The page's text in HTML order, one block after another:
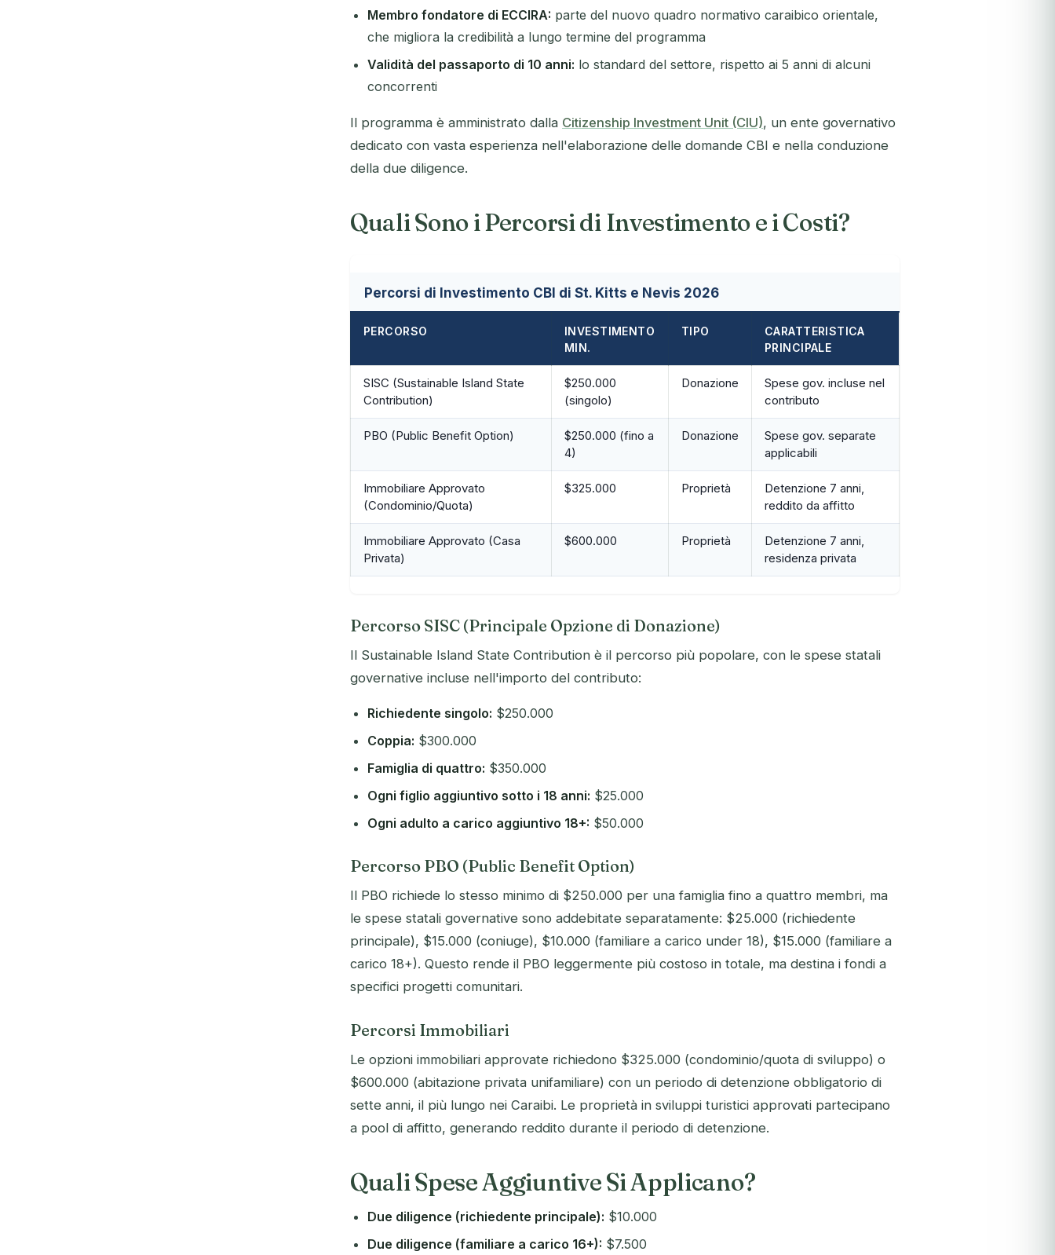
Membro fondatore di ECCIRA: parte del nuovo quadro normativo caraibico orientale,
che migliora la credibilità a lungo termine del programma
Validità del passaporto di 10 anni: lo standard del settore, rispetto ai 5 anni di alcuni
concorrenti
Il programma è amministrato dalla Citizenship Investment Unit (CIU), un ente governativo
dedicato con vasta esperienza nell'elaborazione delle domande CBI e nella conduzione
della due diligence.
Quali Sono i Percorsi di Investimento e i Costi?
Percorsi di Investimento CBI di St. Kitts e Nevis 2026
PERCORSO
INVESTIMENTO
MIN.
TIPO
CARATTERISTICA
PRINCIPALE
SISC (Sustainable Island State
Contribution)
$250.000
(singolo)
Donazione
Spese gov. incluse nel
contributo
PBO (Public Benefit Option)
$250.000 (fino a
4)
Donazione
Spese gov. separate
applicabili
Immobiliare Approvato
(Condominio/Quota)
$325.000 Proprietà
Detenzione 7 anni,
reddito da affitto
Immobiliare Approvato (Casa
Privata)
$600.000 Proprietà
Detenzione 7 anni,
residenza privata
Percorso SISC (Principale Opzione di Donazione)
Il Sustainable Island State Contribution è il percorso più popolare, con le spese statali
governative incluse nell'importo del contributo:
Richiedente singolo: $250.000
Coppia: $300.000
Famiglia di quattro: $350.000
Ogni figlio aggiuntivo sotto i 18 anni: $25.000
Ogni adulto a carico aggiuntivo 18+: $50.000
Percorso PBO (Public Benefit Option)
Il PBO richiede lo stesso minimo di $250.000 per una famiglia fino a quattro membri, ma
le spese statali governative sono addebitate separatamente: $25.000 (richiedente
principale), $15.000 (coniuge), $10.000 (familiare a carico under 18), $15.000 (familiare a
carico 18+). Questo rende il PBO leggermente più costoso in totale, ma destina i fondi a
specifici progetti comunitari.
Percorsi Immobiliari
Le opzioni immobiliari approvate richiedono $325.000 (condominio/quota di sviluppo) o
$600.000 (abitazione privata unifamiliare) con un periodo di detenzione obbligatorio di
sette anni, il più lungo nei Caraibi. Le proprietà in sviluppi turistici approvati partecipano
a pool di affitto, generando reddito durante il periodo di detenzione.
Quali Spese Aggiuntive Si Applicano?
Due diligence (richiedente principale): $10.000
Due diligence (familiare a carico 16+): $7.500